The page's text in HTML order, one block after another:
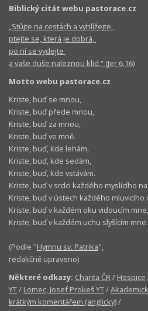
Biblický citát webu pastorace.cz
„Stůjte na cestách a vyhlížejte,
ptejte se, která je dobrá,
po ní se vydejte
a vaše duše naleznou klid.“ (Jer 6,16)
Motto webu pastorace.cz
Kriste, buď se mnou,
Kriste, buď přede mnou,
Kriste, buď za mnou,
Kriste, buď ve mně.
Kriste, buď, kde lehám,
Kriste, buď, kde sedám,
Kriste, buď, kde vstávám.
Kriste, buď v srdci každého myslícího
Kriste, buď v ústech každého mluvicího
Kriste, buď v každém oku vidoucím mne,
Kriste, buď v každém uchu slyšícím mne.
(Podle "Hymnu sv. Patrika",
redakčně upraveno)
Některé odkazy: Charita ČR/ Hospice
YT/ Lomec, Josef Prokeš YT/
krátkým komentářem (anglicky)/